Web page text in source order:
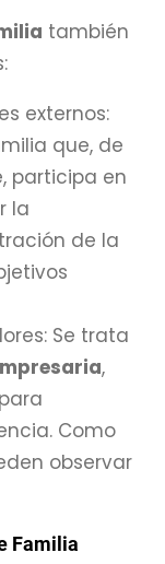
también
externos:
que, de
participa en
la
de la
Se trata
,
Como
observar
Familia